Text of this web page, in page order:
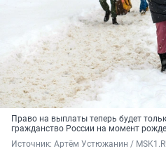
Право на выплаты теперь будет
гражданство России на момент
Источник: Артём Устюжанин /